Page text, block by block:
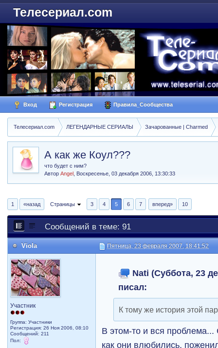
Телесериал.com
Вход Регистрация Правила_Сообщества
Телесериал.com ЛЕГЕНДАРНЫЕ СЕРИАЛЫ Зачарованные | Charmed
А как же Коул???
что будет с ним?
АвторAngel Воскресенье, 03 декабря 2006, 13:30:33
1 «назад Страницы 3 4 5 6 7 вперед» 10
Сообщений в теме: 91
Violа Пятница, 23 февраля 2007, 18:41:52
Участник
Группа: Участники
Регистрация: 26 Ноя 2006, 08:10
Сообщений: 211
Пол:
Nati (Суббота, 23
писал:
К тому же история этой
В этом-то и вся
как они влюбились,